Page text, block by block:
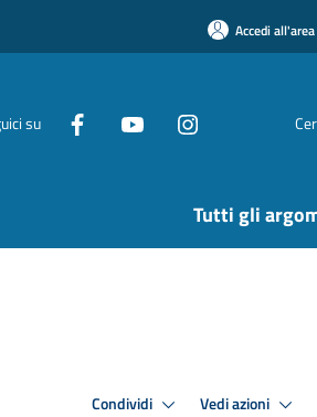
Accedi
su
Tutti gli
Condividi Vedi azioni